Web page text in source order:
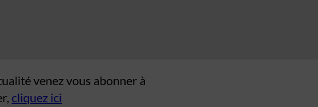
venez vous abonner à
cliquez ici